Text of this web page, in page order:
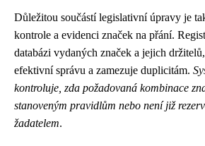
Důležitou součástí legislativní úpravy je
kontrole a evidenci značek na přání.
databázi vydaných značek a jejich
efektivní správu a zamezuje duplicitám.
kontroluje, zda požadovaná kombinace
stanoveným pravidlům nebo není již
žadatelem.